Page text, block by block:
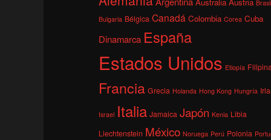
Brasil
Bulgaria Bélgica Canadá Colombia Corea Cuba
Dinamarca España
Estados Unidos Etiopía
Francia Grecia Holanda Hong Kong Hungría
Israel Italia Jamaica Japón Kenia Libia
Liechtenstein México Noruega Perú Polonia